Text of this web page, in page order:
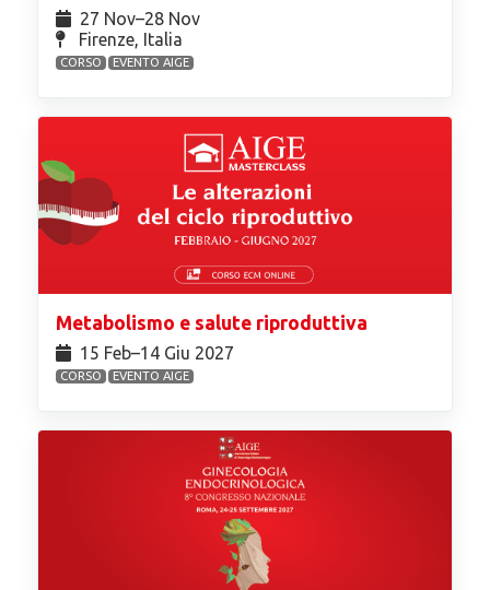
27 Nov⁠–28 Nov
Firenze, Italia
CORSO EVENTO AIGE
Metabolismo e salute riproduttiva
15 Feb⁠–14 Giu 2027
CORSO EVENTO AIGE